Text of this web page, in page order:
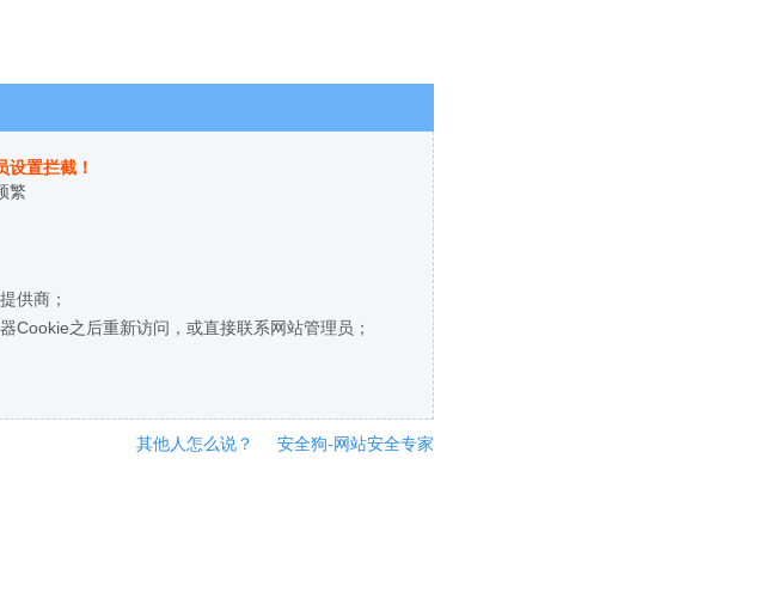
设置拦截！
繁
供商；
Cookie之后重新访问，或直接联系网站管理员；
其他人怎么说？ 安全狗-网站安全专家